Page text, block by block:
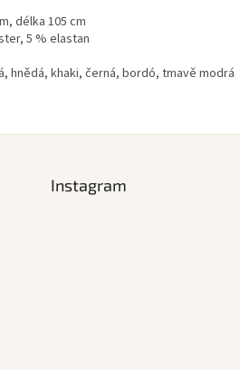
délka 105 cm
5 % elastan
hnědá, khaki, černá, bordó, tmavě modrá
Instagram